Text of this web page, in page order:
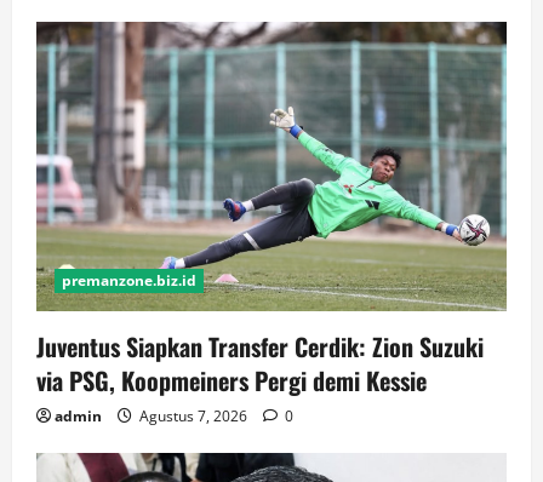
premanzone.biz.id
Juventus Siapkan Transfer Cerdik: Zion Suzuki
via PSG, Koopmeiners Pergi demi Kessie
admin Agustus 7, 2026 0